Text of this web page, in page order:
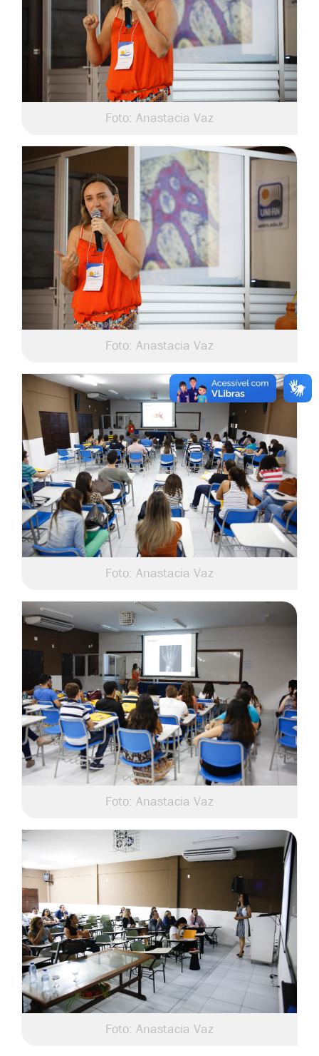
Foto: Anastacia Vaz
Foto: Anastacia Vaz
Foto: Anastacia Vaz
Foto: Anastacia Vaz
Foto: Anastacia Vaz